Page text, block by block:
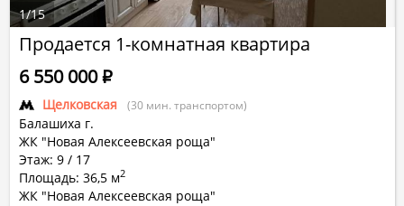
Продается 1-комнатная квартира
Щелковская (30 мин. транспортом)
Балашиха г.
ЖК "Новая Алексеевская роща"
Этаж: 9 / 17
Площадь: 36,5 м2
ЖК "Новая Алексеевская роща"
6 550 000Р
1/15